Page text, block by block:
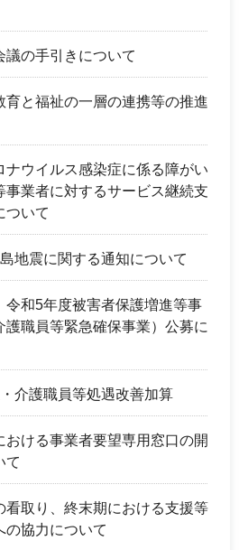
議の手引きについて
育と福祉の一層の連携等の推進
ナウイルス感染症に係る障がい
事業者に対するサービス継続支
ついて
地震に関する通知について
令和5年度被害者保護増進等事
護職員等緊急確保事業）公募に
介護職員等処遇改善加算
おける事業者要望専用窓口の開
て
看取り、終末期における支援等
の協力について